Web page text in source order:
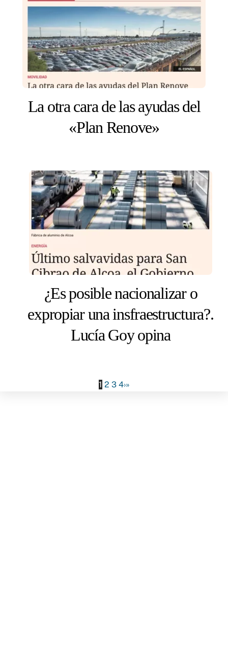
La otra cara de las ayudas del
«Plan Renove»
¿Es posible nacionalizar o
expropiar una insfraestructura?.
Lucía Goy opina
1 2 3 4›»